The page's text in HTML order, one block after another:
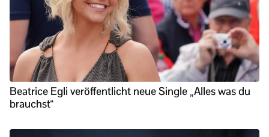
Beatrice Egli veröffentlicht neue Single „Alles was du
brauchst“